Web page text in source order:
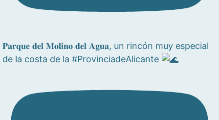
𝐏𝐚𝐫𝐪𝐮𝐞 𝐝𝐞𝐥 𝐌𝐨𝐥𝐢𝐧𝐨 𝐝𝐞𝐥 𝐀𝐠𝐮𝐚, un rincón muy especial
de la costa de la #ProvinciadeAlicante